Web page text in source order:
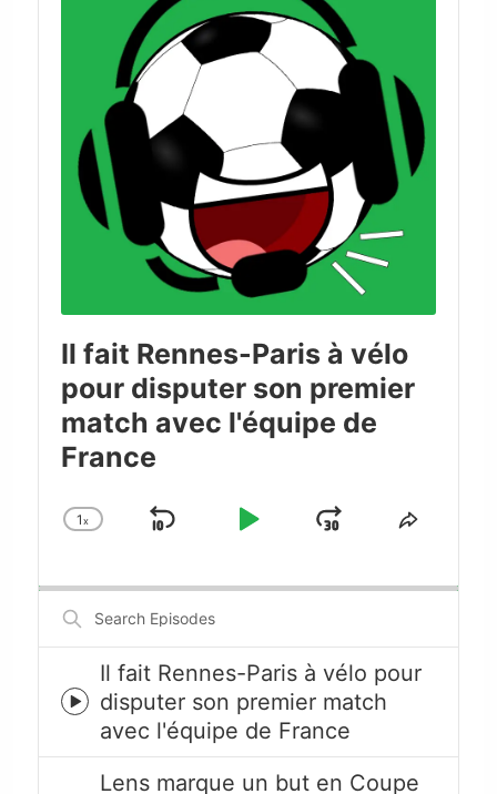
Il fait Rennes-Paris à vélo
pour disputer son premier
match avec l'équipe de
France
Change
1x
Skip
Play
JumpShare
Search
Episodes
Episode
play
icon
Il fait Rennes-Paris à vélo pour
disputer son premier match
avec l'équipe de France
Lens marque un but en Coupe